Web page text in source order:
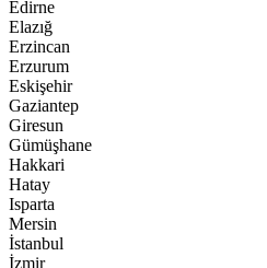
Edirne
Elazığ
Erzincan
Erzurum
Eskişehir
Gaziantep
Giresun
Gümüşhane
Hakkari
Hatay
Isparta
Mersin
İstanbul
İzmir